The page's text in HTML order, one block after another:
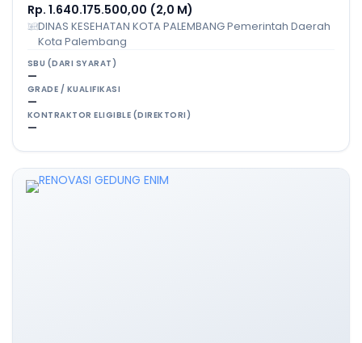
Rp. 1.640.175.500,00 (2,0 M)
DINAS KESEHATAN KOTA PALEMBANG Pemerintah Daerah
Kota Palembang
SBU (DARI SYARAT)
—
GRADE / KUALIFIKASI
—
KONTRAKTOR ELIGIBLE (DIREKTORI)
—